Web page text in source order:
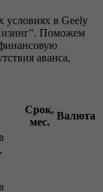
условиях в Geely
Поможем
аванса,
Срок,
мес.
Валюта